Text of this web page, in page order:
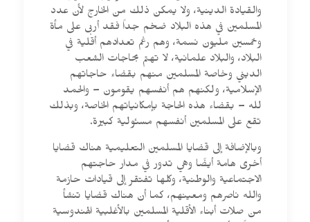
والقيادة الدينية، ولا يمكن ذلك من الخارج لأن عدد
المسلمين في هذه البلاد ضخم جداً فقد أربى على مأة
وخمسين مليون نسمة، وهم رغم تعدادهم أقلية في
البلاد، والبلاد علمانية، لا تهتم بحاجات الشعب
الديني وخاصة المسلمين منهم بقضاء حاجاتهم
الإسلامية، ولكنهم هم أنفسهم يقومون – والحمد
لله – بقضاء هذه الحاجة بإمكانياتهم الخاصة، وبذلك
تقع على المسلمين أنفسهم مسئولية كبيرة.
وبالإضافة إلى قضايا المسلمين التعليمية هناك قضايا
أخرى هامة أيضًا وهي تدور في مدار حاجتهم
الاجتماعية والوطنية، وكلها تفتقر إلى قيادات حازمة
والله ناصرهم ومعينهم، كما أن هناك قضايا تنشأ
من صلات أبناء الأقلية المسلمين بالأغلبية الهندوسية